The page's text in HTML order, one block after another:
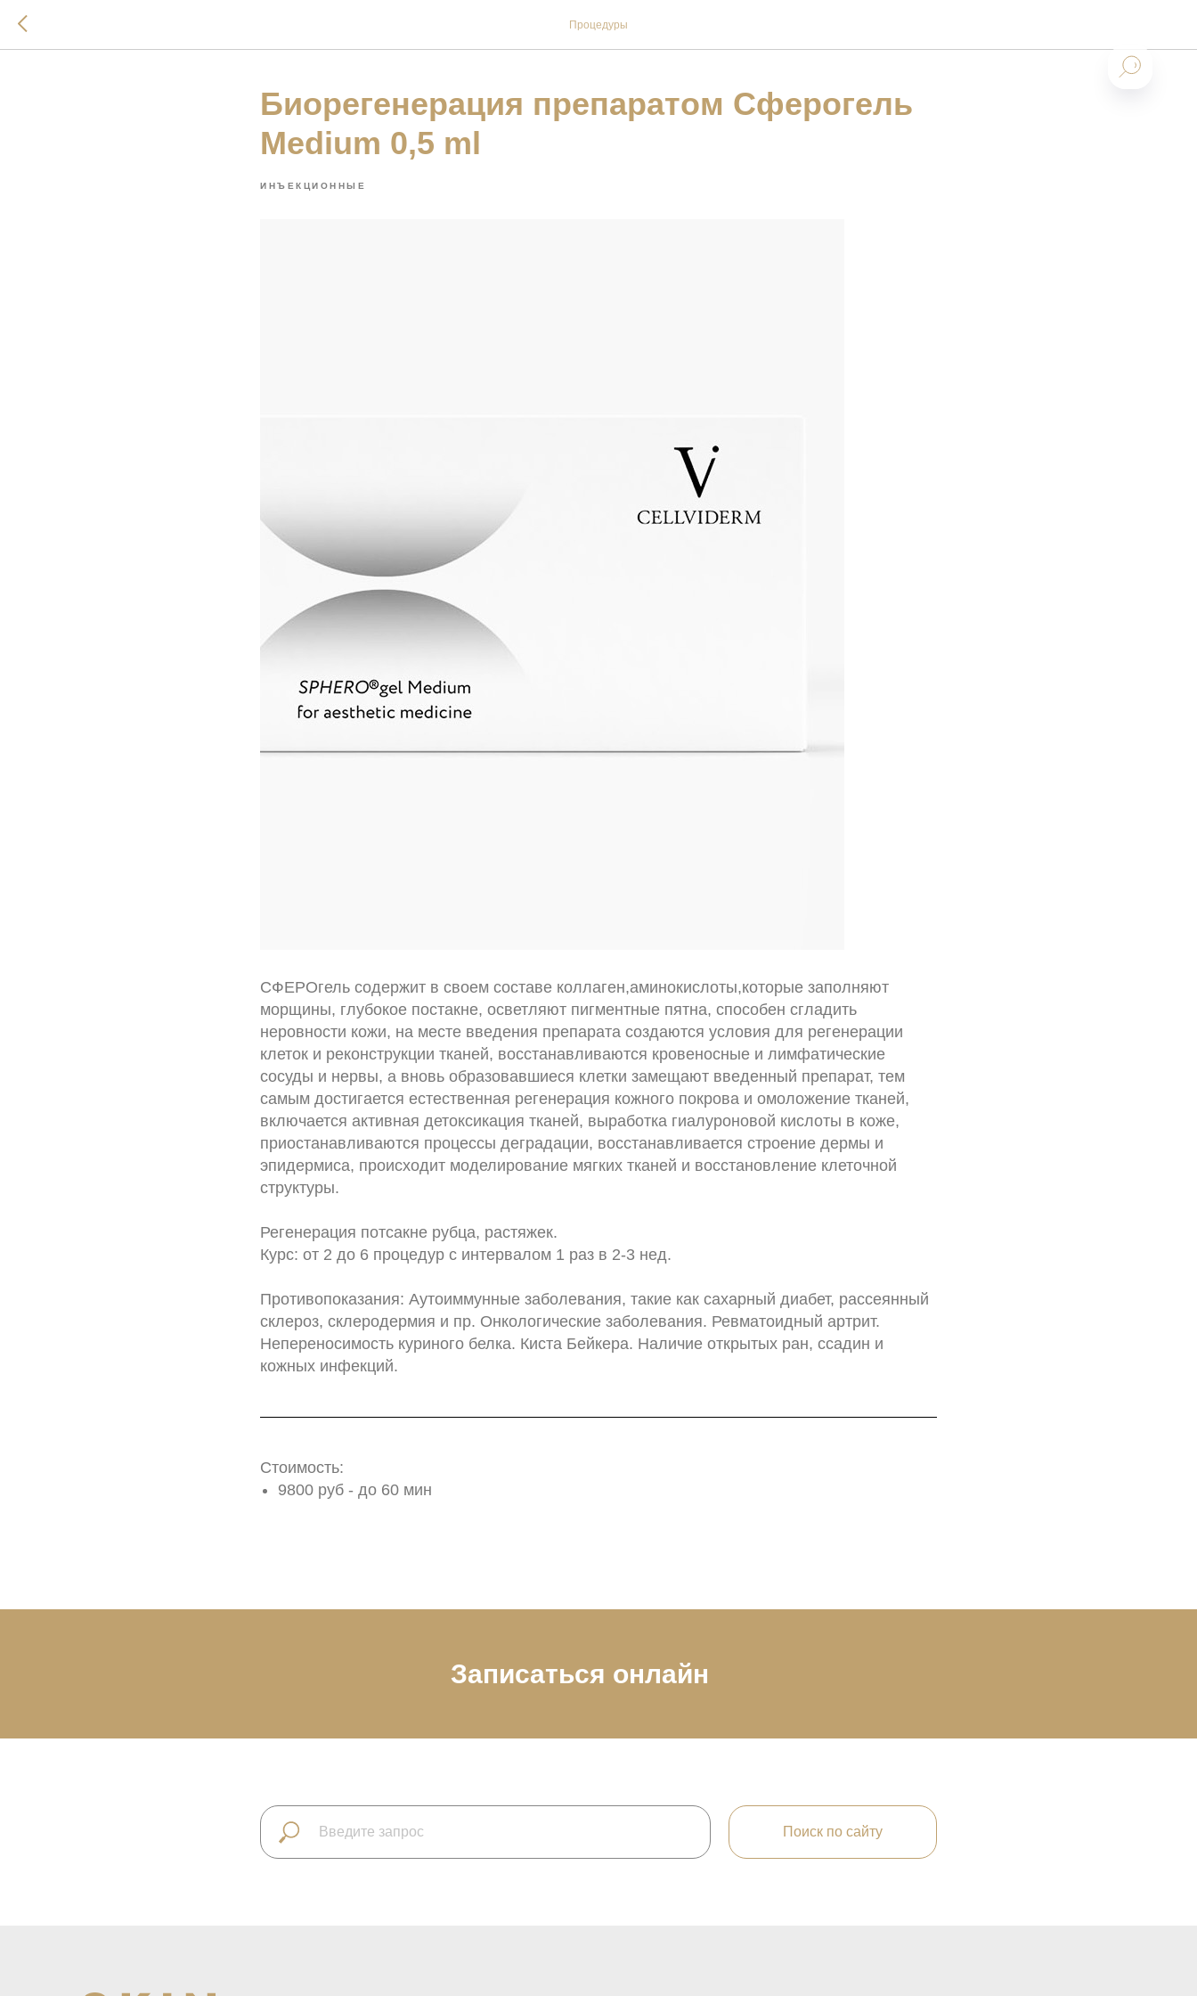
Процедуры
Биорегенерация препаратом Сферогель
Medium 0,5 ml
ИНЪЕКЦИОННЫЕ
СФЕРОгель содержит в своем составе коллаген,аминокислоты,которые заполняют
морщины, глубокое постакне, осветляют пигментные пятна, способен сгладить
неровности кожи, на месте введения препарата создаются условия для регенерации
клеток и реконструкции тканей, восстанавливаются кровеносные и лимфатические
сосуды и нервы, а вновь образовавшиеся клетки замещают введенный препарат, тем
самым достигается естественная регенерация кожного покрова и омоложение тканей,
включается активная детоксикация тканей, выработка гиалуроновой кислоты в коже,
приостанавливаются процессы деградации, восстанавливается строение дермы и
эпидермиса, происходит моделирование мягких тканей и восстановление клеточной
структуры.
Регенерация потсакне рубца, растяжек.
Курс: от 2 до 6 процедур с интервалом 1 раз в 2-3 нед.
Противопоказания: Аутоиммунные заболевания, такие как сахарный диабет, рассеянный
склероз, склеродермия и пр. Онкологические заболевания. Ревматоидный артрит.
Непереносимость куриного белка. Киста Бейкера. Наличие открытых ран, ссадин и
кожных инфекций.
Стоимость:
9800 руб - до 60 мин
Записаться онлайн
Поиск по сайту